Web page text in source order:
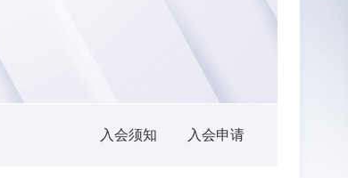
入会须知 入会申请